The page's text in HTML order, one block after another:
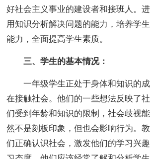
好社会主义事业的建设者和接班人。
用知识分析解决问题的能力，培养学
能力，全面提高学生素质。
三、学生的基本情况：
一年级学生正处于身体和知识的成
在接触社会。他们的一些想法反映了
们受到年龄和知识的限制，社会歧视
然不是刻板印象，但也会影响行为。
们正确认识社会，激发他们的学习兴